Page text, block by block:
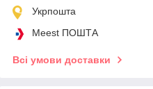
Укрпошта
Meest ПОШТА
Всі умови доставки